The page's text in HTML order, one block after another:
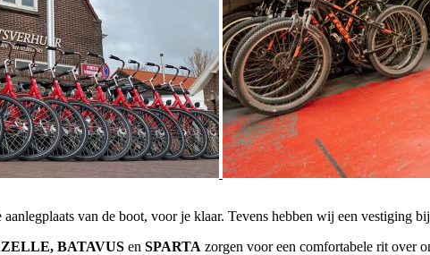
van de boot, voor je klaar. Tevens hebben wij een vestiging
BATAVUS en SPARTA zorgen voor een comfortabele rit over